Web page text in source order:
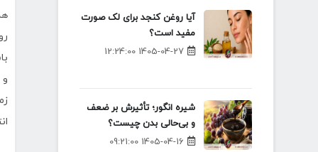
و
آیا روغن کنجد برای لک صورت
مفید است؟
1405-04-27 12:24:00
شیره انگور؛ تأثیرش بر ضعف
و بی‌حالی بدن چیست؟
1405-04-16 09:21:00